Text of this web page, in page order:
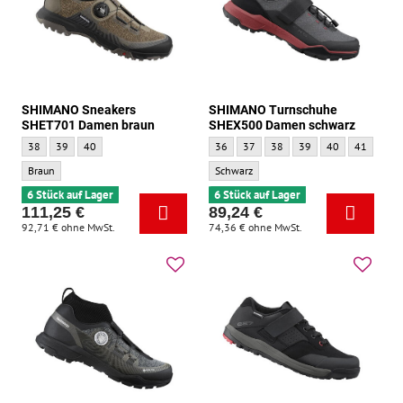
SHIMANO Sneakers
SHET701 Damen braun
SHIMANO Sneakers SHET701 Damen braun - Größe :
38 SHIMANO Sneakers SHET701 Damen braun - Größe :
39 SHIMANO Sneakers SHET701 Damen braun - Größe :
40
SHIMANO Sneakers SHET701 Damen braun - Grundfarbe:
Braun
6 Stück auf Lager
111,25 €
92,71 € ohne MwSt.
SHIMANO Turnschuhe
SHEX500 Damen schwarz
SHIMANO Turnschuhe SHEX500 Damen
36 SHIMANO Turnschuhe SHEX500
37 SHIMANO Turnschuhe
38 SHIMANO
39 SHIMANO
40 41
SHIMANO Turnschuhe SHEX500 Damen
Schwarz
6 Stück auf Lager
89,24 €
74,36 € ohne MwSt.